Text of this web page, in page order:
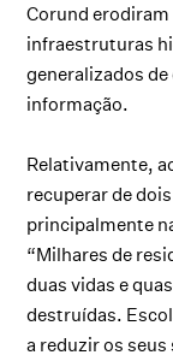
Corund
infraestruturas
generalizados
informação.
Relativamente,
recuperar de
principalmente
“Milhares de
duas vidas e
destruídas.
a reduzir os